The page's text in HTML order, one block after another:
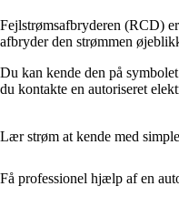
Fejlstrømsafbryderen (RCD)
afbryder den strømmen
Du kan kende den på
du kontakte en autoriseret
Lær strøm at kende med
Få professionel hjælp af en